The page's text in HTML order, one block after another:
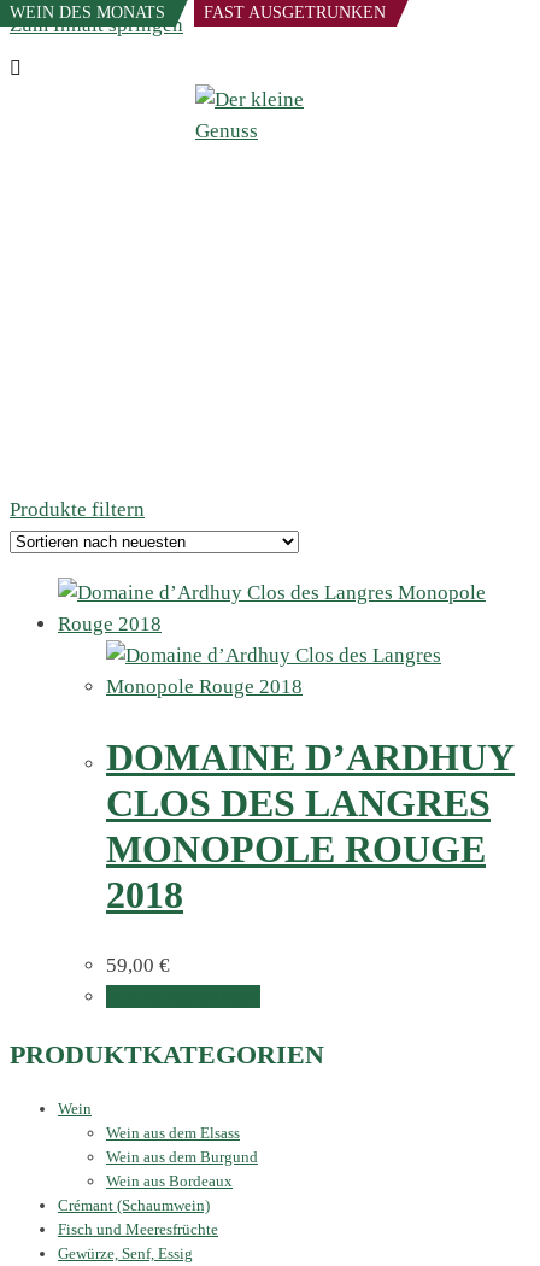
Zum Inhalt springen
Produkte filtern
WEIN DES MONATS FAST AUSGETRUNKEN
DOMAINE D’ARDHUY
CLOS DES LANGRES
MONOPOLE ROUGE
2018
59,00 €
PRODUKTKATEGORIEN
Wein
Wein aus dem Elsass
Wein aus dem Burgund
Wein aus Bordeaux
Crémant (Schaumwein)
Fisch und Meeresfrüchte
Gewürze, Senf, Essig